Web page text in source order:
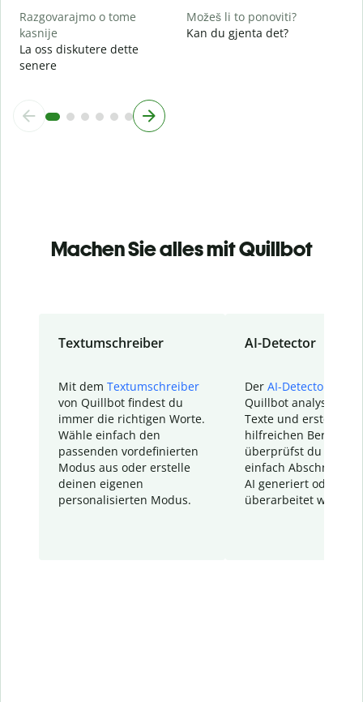
Razgovarajmo o tome
kasnije
La oss diskutere dette
senere
Možeš li to ponoviti?
Kan du gjenta det?
Machen Sie alles mit Quillbot
Textumschreiber
Mit dem Textumschreiber
von Quillbot findest du
immer die richtigen Worte.
Wähle einfach den
passenden vordefinierten
Modus aus oder erstelle
deinen eigenen
personalisierten Modus.
AI-Detector
Der AI-Detector
Quillbot analysiert
Texte und erstellt
hilfreichen Bericht.
überprüfst du
einfach Abschnitte,
AI generiert oder
überarbeitet wurden.